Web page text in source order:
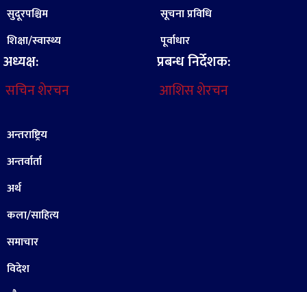
सुदूरपश्चिम
शिक्षा/स्वास्थ्य
अध्यक्ष:
सचिन शेरचन
सूचना प्रविधि
पूर्वाधार
प्रबन्ध निर्देशक:
आशिस शेरचन
अन्तराष्ट्रिय
अन्तर्वार्ता
अर्थ
कला/साहित्य
समाचार
विदेश